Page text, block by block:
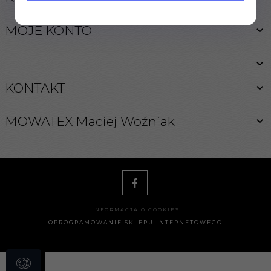
MOJE KONTO
KONTAKT
MOWATEX Maciej Woźniak
biuro@262.pl
INFORMACJA O COOKIES
OPROGRAMOWANIE SKLEPU INTERNETOWEGO